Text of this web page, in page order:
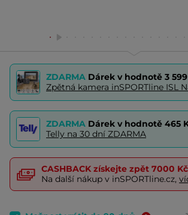
ZDARMA Dárek v hodnotě 3
Zpětná kamera inSPORTline ISL
ZDARMA Dárek v hodnotě 465
Telly na 30 dní ZDARMA
CASHBACK získejte zpět 7000 Kč
Na další nákup v inSPORTline.cz,